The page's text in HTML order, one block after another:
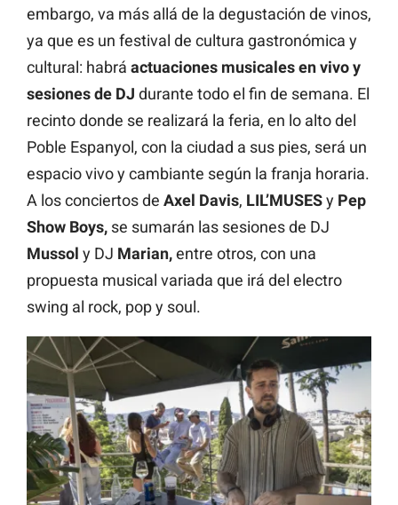
embargo, va más allá de la degustación de vinos,
ya que es un festival de cultura gastronómica y
cultural: habrá actuaciones musicales en vivo y
sesiones de DJ durante todo el fin de semana. El
recinto donde se realizará la feria, en lo alto del
Poble Espanyol, con la ciudad a sus pies, será un
espacio vivo y cambiante según la franja horaria.
A los conciertos de Axel Davis, LIL’MUSESy Pep
Show Boys, se sumarán las sesiones de DJ
Mussol y DJ Marian,entre otros, con una
propuesta musical variada que irá del electro
swing al rock, pop y soul.